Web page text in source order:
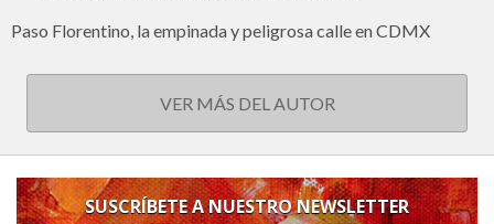
Paso Florentino, la empinada y peligrosa calle en CDMX
VER MÁS DEL AUTOR
SUSCRÍBETE A NUESTRO NEWSLETTER